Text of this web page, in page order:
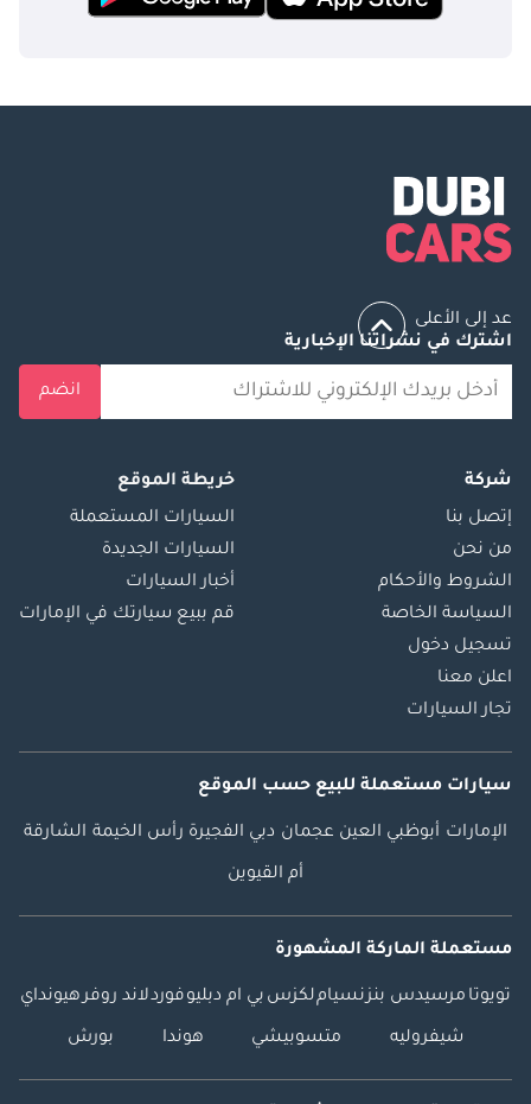
عد إلى الأعلى
اشترك في نشراتنا الإخبارية
انضم
شركة
إتصل بنا
من نحن
الشروط والأحكام
السياسة الخاصة
تسجيل دخول
اعلن معنا
تجار السيارات
خريطة الموقع
السيارات المستعملة
السيارات الجديدة
أخبار السيارات
قم ببيع سيارتك في الإمارات
سيارات مستعملة للبيع حسب الموقع
الإمارات أبوظبي العين عجمان دبي الفجيرة رأس الخيمة الشارقة
أم القيوين
مستعملة الماركة المشهورة
تويوتا مرسيدس بنزنسياملكزس بي ام دبليوفوردلاند روفرهيونداي
شيفروليه متسوبيشي هوندا بورش